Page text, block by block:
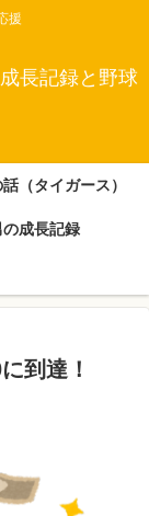
援
長記録と野球
（タイガース）
の成長記録
到達！